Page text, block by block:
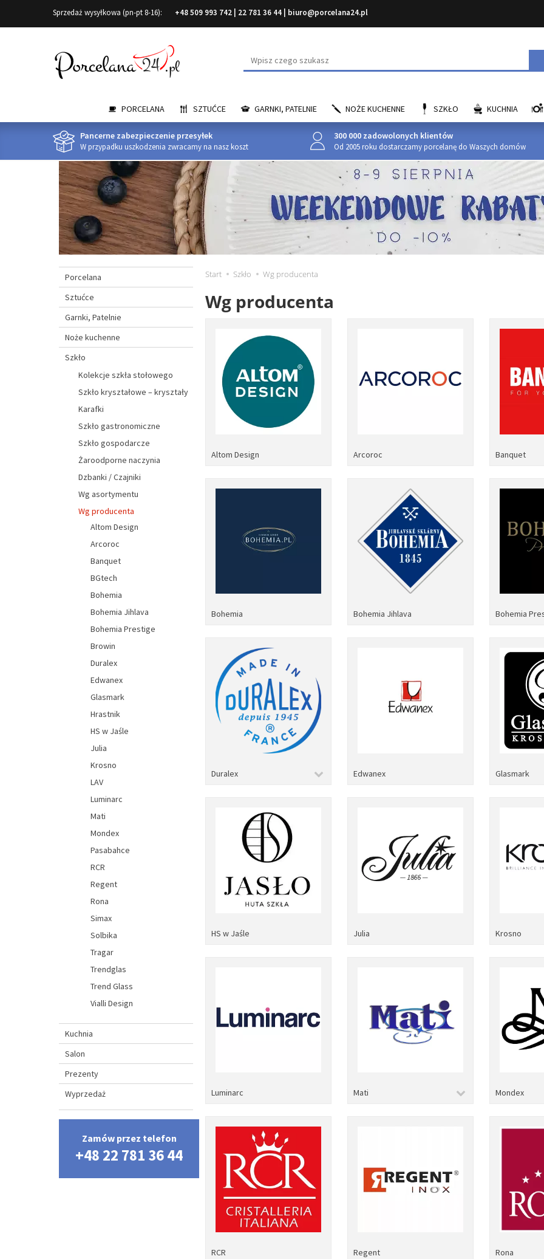
Sprzedaż wysyłkowa (pn-pt 8-16): +48 509 993 742 22 781 36 44 biuro@porcelana24.pl
Wyszukaj
PORCELANA SZTUĆCE GARNKI, PATELNIE NOŻE KUCHENNE SZKŁO KUCHNIA
Pancerne zabezpieczenie przesyłek
W przypadku uszkodzenia zwracamy na nasz koszt
300 000 zadowolonych klientów
Od 2005 roku dostarczamy porcelanę do Waszych domów
Start Szkło Wg producenta
Wg producenta
Altom Design Arcoroc Banquet
Bohemia Bohemia Jihlava Bohemia
Duralex Edwanex Glasmark
HS w Jaśle Julia Krosno
Luminarc Mati Mondex
RCR Regent Rona
Porcelana
Sztućce
Garnki, Patelnie
Noże kuchenne
Szkło
Kolekcje szkła stołowego
Szkło kryształowe – kryształy
Karafki
Szkło gastronomiczne
Szkło gospodarcze
Żaroodporne naczynia
Dzbanki / Czajniki
Wg asortymentu
Wg producenta
Altom Design
Arcoroc
Banquet
BGtech
Bohemia
Bohemia Jihlava
Bohemia Prestige
Browin
Duralex
Edwanex
Glasmark
Hrastnik
HS w Jaśle
Julia
Krosno
LAV
Luminarc
Mati
Mondex
Pasabahce
RCR
Regent
Rona
Simax
Solbika
Tragar
Trendglas
Trend Glass
Vialli Design
Kuchnia
Salon
Prezenty
Wyprzedaż
Zamów przez telefon
+48 22 781 36 44